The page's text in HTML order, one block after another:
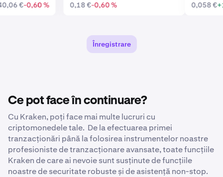
0,18 €-0,60 %
0,058 €
€-0,60 %
Înregistrare
Ce pot face în continuare?
Cu Kraken, poți face mai multe lucruri cu
criptomonedele tale. De la efectuarea primei
tranzacționări până la folosirea instrumentelor noastre
profesioniste de tranzacționare avansate, toate funcțiile
Kraken de care ai nevoie sunt susținute de funcțiile
noastre de securitate robuste și de asistență non-stop.